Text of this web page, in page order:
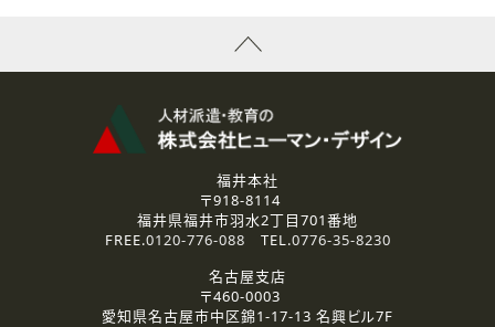
資料送付、受講相談に関するご連絡のために利用いたしま
その他、お問い合わせの内容に回答するために利用いたし
なお、ご連絡手段は、電話・Ｅメールのいずれかの方法とい
2.個人情報の第三者提供
ご提供いただいた個人情報は、法令等の規定に従う場合を除き、
3.個人情報の取り扱いの委託
弊社の定める個人情報保護の評価基準を満たした委託先に、個
福井本社
〒918-8114
福井県福井市羽水2丁目701番地
FREE.0120-776-088 TEL.0776-35-8230
名古屋支店
〒460-0003
愛知県名古屋市中区錦1-17-13 名興ビル7F